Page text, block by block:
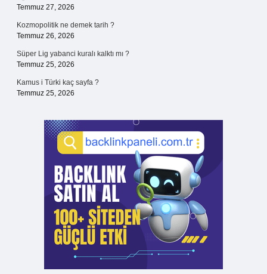
Temmuz 27, 2026
Kozmopolitik ne demek tarih ?
Temmuz 26, 2026
Süper Lig yabanci kuralı kalktı mı ?
Temmuz 25, 2026
Kamus i Türki kaç sayfa ?
Temmuz 25, 2026